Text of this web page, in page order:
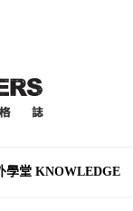
學堂 KNOWLEDGE